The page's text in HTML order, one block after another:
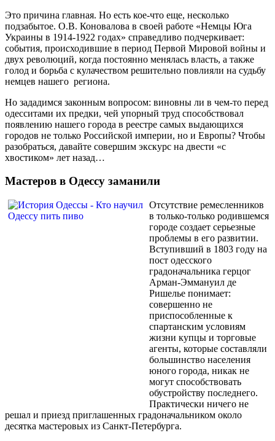
Это причина главная. Но есть кое-что еще, несколько
подзабытое. О.В. Коновалова в своей работе «Немцы Юга
Украины в 1914-1922 годах» справедливо подчеркивает:
события, происходившие в период Первой Мировой войны и
двух революций, когда постоянно менялась власть, а также
голод и борьба с кулачеством решительно повлияли на судьбу
немцев нашего региона.
Но зададимся законным вопросом: виновны ли в чем-то перед
одесситами их предки, чей упорный труд способствовал
появлению нашего города в реестре самых выдающихся
городов не только Российской империи, но и Европы? Чтобы
разобраться, давайте совершим экскурс на двести «с
хвостиком» лет назад…
Мастеров в Одессу заманили
Отсутствие ремесленников
в только-только родившемся
городе создает серьезные
проблемы в его развитии.
Вступивший в 1803 году на
пост одесского
градоначальника герцог
Арман-Эммануил де
Ришелье понимает:
совершенно не
приспособленные к
спартанским условиям
жизни купцы и торговые
агенты, которые составляли
большинство населения
юного города, никак не
могут способствовать
обустройству последнего.
Практически ничего не
решал и приезд приглашенных градоначальником около
десятка мастеровых из Санкт-Петербурга.